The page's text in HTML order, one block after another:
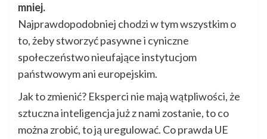
mniej.
Najprawdopodobniej chodzi w tym wszystkim o
to, żeby stworzyć pasywne i cyniczne
społeczeństwo nieufające instytucjom
państwowym ani europejskim.
Jak to zmienić? Eksperci nie mają wątpliwości, że
sztuczna inteligencja już z nami zostanie, to co
można zrobić, to ją uregulować. Co prawda UE